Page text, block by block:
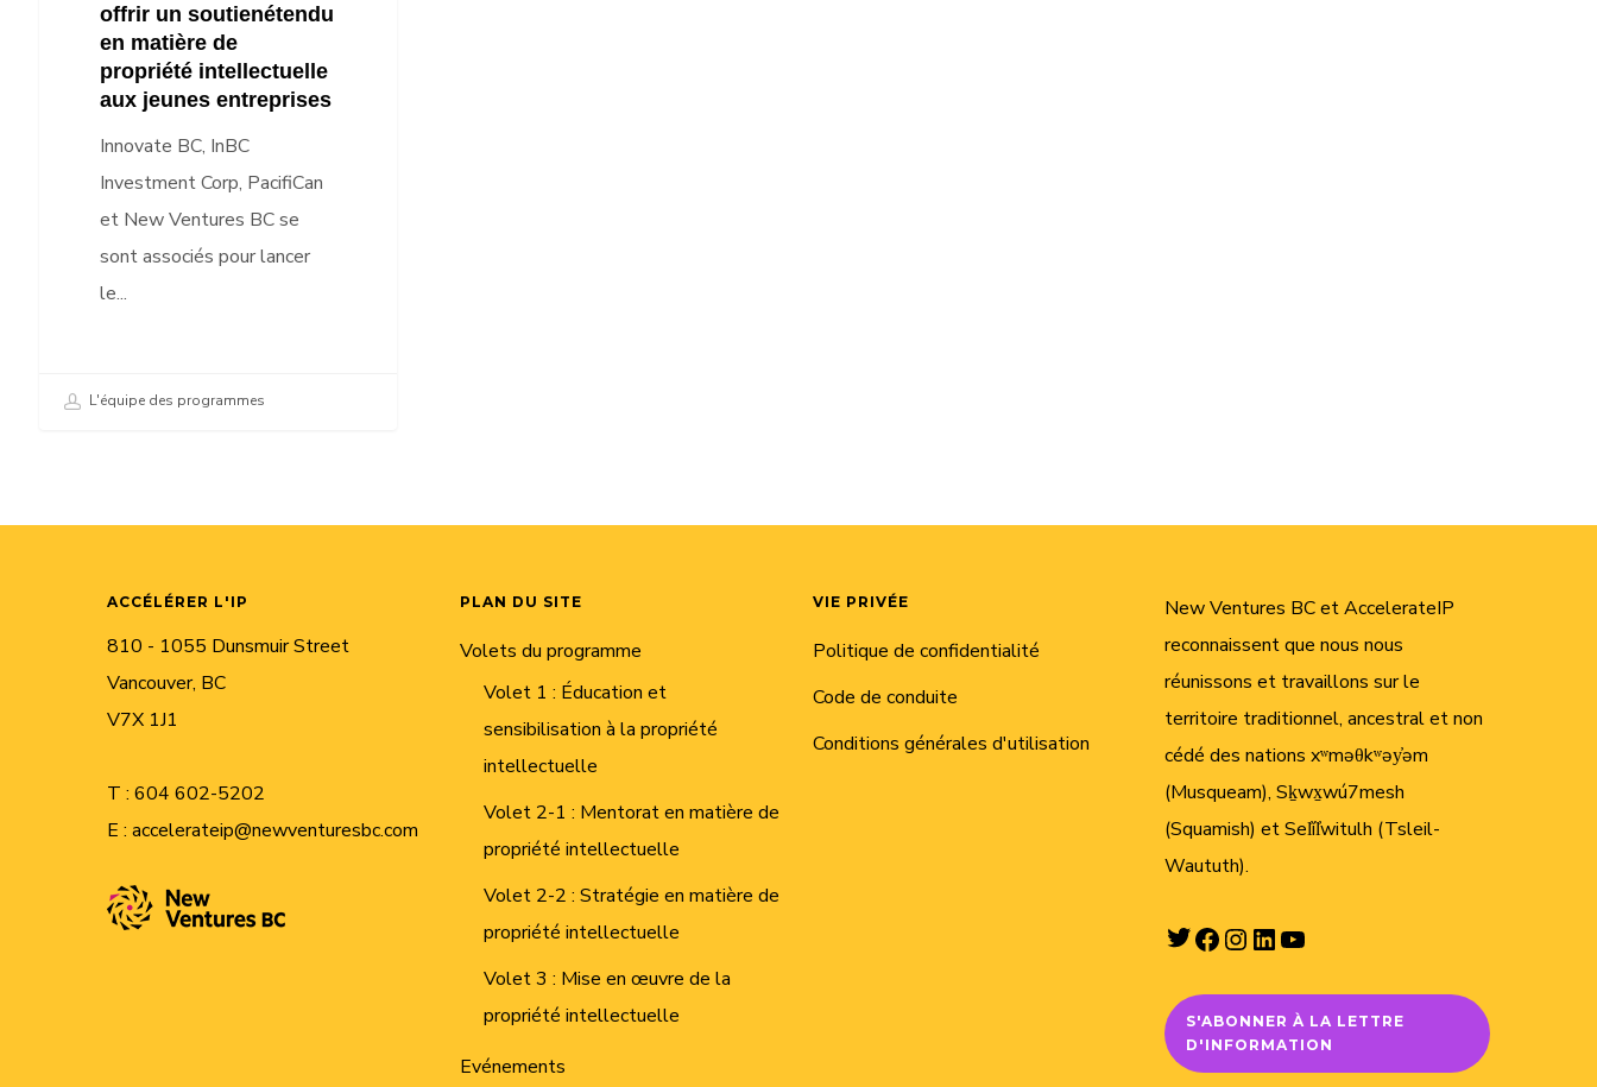
soutienétendu
offrir un soutienétendu
en matière de
propriété intellectuelle
aux jeunes entreprises
Innovate BC, InBC
Investment Corp, PacifiCan
et New Ventures BC se
sont associés pour lancer
le...
L'équipe des programmes
ACCÉLÉRER L'IP
810 - 1055 Dunsmuir Street
Vancouver, BC
V7X 1J1
T : 604 602-5202
E : accelerateip@newventuresbc.com
PLAN DU SITE
Volets du programme
Volet 1 : Éducation et
sensibilisation à la propriété
intellectuelle
Volet 2-1 : Mentorat en matière de
propriété intellectuelle
Volet 2-2 : Stratégie en matière de
propriété intellectuelle
Volet 3 : Mise en œuvre de la
propriété intellectuelle
Evénements
VIE PRIVÉE
Politique de confidentialité
Code de conduite
Conditions générales d'utilisation
New Ventures BC et AccelerateIP
reconnaissent que nous nous
réunissons et travaillons sur le
territoire traditionnel, ancestral et non
cédé des nations xʷməθkʷəy̓əm
(Musqueam), Sḵwx̱wú7mesh
(Squamish) et Sel̓íl̓witulh (Tsleil-
Waututh).
Twitter
Facebook
Instagram
LinkedIn
S'ABONNER À LA LETTRE
D'INFORMATION